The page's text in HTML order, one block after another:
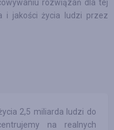
rozwiązań dla tej
i jakości życia ludzi przez
2,5 miliarda ludzi do
na realnych